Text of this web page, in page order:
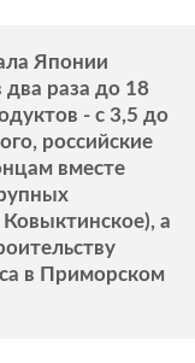
Японии
два раза до 18
- с 3,5 до
российские
вместе
а
в Приморском